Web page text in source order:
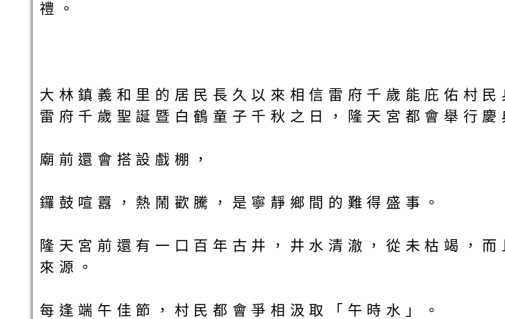
禮。
大林鎮義和里的居民長久以來相信雷府千歲能庇佑村
雷府千歲聖誕暨白鶴童子千秋之日，隆天宮都會舉行
廟前還會搭設戲棚，
鑼鼓喧囂，熱鬧歡騰，是寧靜鄉間的難得盛事。
隆天宮前還有一口百年古井，井水清澈，從未枯竭，
來源。
每逢端午佳節，村民都會爭相汲取「午時水」。